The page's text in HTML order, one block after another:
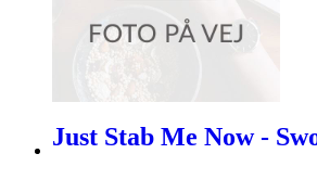
Just Stab Me Now -